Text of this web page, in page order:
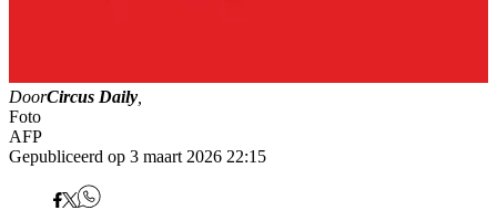
DoorCircus Daily
Foto
AFP
Gepubliceerd op 3 maart 2026 22:15